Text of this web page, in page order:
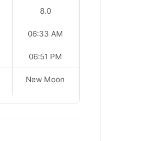
8.0
06:33 AM
06:51 PM
New Moon